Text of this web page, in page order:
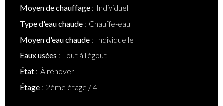
Moyen de chauffage
Individuel
Type d'eau chaude
Chauffe-eau
Moyen d'eau chaude
Individuelle
Eaux usées
Tout à l'égout
État
À rénover
Étage
2ème étage / 4